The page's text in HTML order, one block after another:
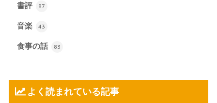
書評 87
音楽 43
食事の話 83
よく読まれている記事